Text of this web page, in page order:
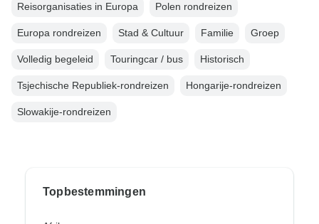
Reisorganisaties in Europa Polen rondreizen
Europa rondreizen Stad & Cultuur Familie Groep
Volledig begeleid Touringcar / bus Historisch
Tsjechische Republiek-rondreizen Hongarije-rondreizen
Slowakije-rondreizen
Topbestemmingen